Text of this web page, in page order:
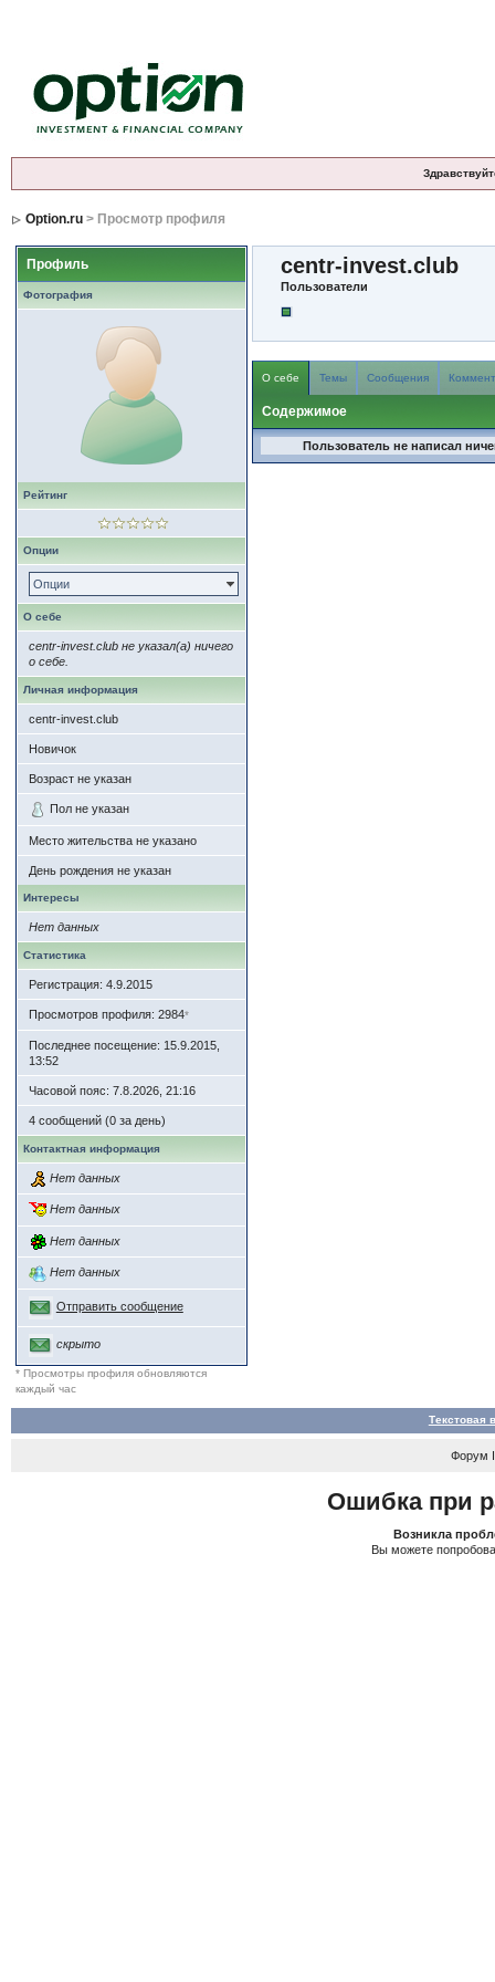
Option.ru> Просмотр профиля
Профиль
Фотография
Рейтинг
Опции
Опции
О себе
centr-invest.club не указал(а) ничего
о себе.
Личная информация
centr-invest.club
Новичок
Возраст не указан
Пол не указан
Место жительства не указано
День рождения не указан
Интересы
Нет данных
Статистика
Регистрация: 4.9.2015
Просмотров профиля: 2984*
Последнее посещение: 15.9.2015,
13:52
Часовой пояс: 7.8.2026, 21:16
4 сообщений (0 за день)
Контактная информация
Нет данных
Нет данных
Нет данных
Нет данных
Отправить сообщение
скрыто
* Просмотры профиля обновляются
каждый час
centr-invest.club
Пользователи
О себе Темы Сообщения
Содержимое
Пользователь не написал
Текстовая
Форум
Ошибка при
Возникла
Вы можете